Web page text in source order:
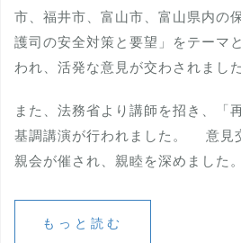
市、福井市、富山市、富山県内の
護司の安全対策と要望」をテーマ
われ、活発な意見が交わされました
また、法務省より講師を招き、「
基調講演が行われました。 意見
親会が催され、親睦を深めました。
もっと読む